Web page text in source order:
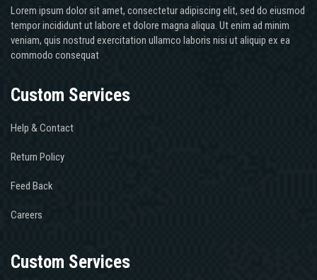
Lorem ipsum dolor sit amet, consectetur adipiscing elit, sed do eiusmod
tempor incididunt ut labore et dolore magna aliqua. Ut enim ad minim
veniam, quis nostrud exercitation ullamco laboris nisi ut aliquip ex ea
commodo consequat
Custom Services
Help & Contact
Return Policy
Feed Back
Careers
Custom Services